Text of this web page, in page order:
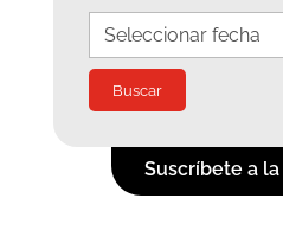
Suscríbete a